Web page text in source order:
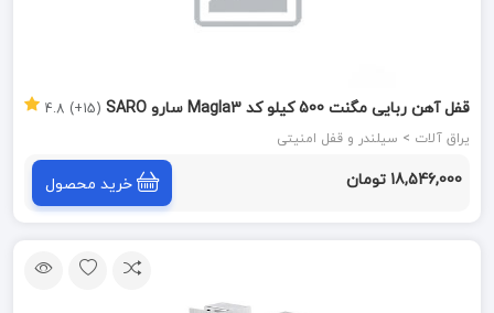
قفل آهن ربایی مگنت 500 کیلو کد Magla3 سارو SARO
یراق آلات > سیلندر و قفل امنیتی
(15+) 4.8
18,546,000 تومان خرید محصول